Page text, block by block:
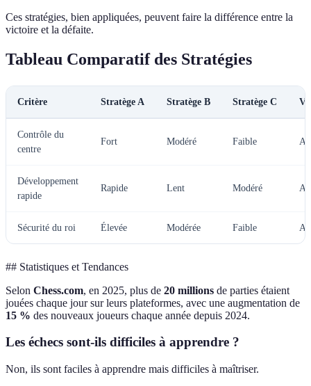
Ces stratégies, bien appliquées, peuvent faire la différence entre la
victoire et la défaite.
Tableau Comparatif des Stratégies
Critère Stratège A Stratège B Stratège C
Contrôle du
centre
Fort Modéré Faible A
Développement
rapide
Rapide Lent Modéré A
Sécurité du roi Élevée Modérée Faible A
## Statistiques et Tendances
Selon Chess.com, en 2025, plus de 20 millions de parties étaient
jouées chaque jour sur leurs plateformes, avec une augmentation de
15 % des nouveaux joueurs chaque année depuis 2024.
Les échecs sont-ils difficiles à apprendre ?
Non, ils sont faciles à apprendre mais difficiles à maîtriser.